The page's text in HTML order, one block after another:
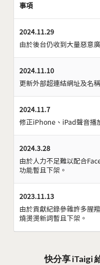
事項
2024.11.29
由於後台仍收到大量惡意
2024.11.10
更新外部超連結網址及名
2024.11.7
修正iPhone、iPad聲音播
2024.3.28
由於人力不足難以配合
功能暫且下架。
2023.11.13
由於貢獻紀錄參雜許多腥
燒燙燙新詞暫且下架。
快分享 iTaigi